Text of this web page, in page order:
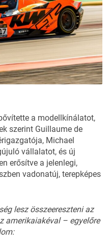
a modellkínálatot,
szerint Guillaume de
Michael
vállalatot, és új
erősítve a jelenlegi,
vadonatúj, terepképes
lesz összeereszteni az
amerikaiakéval – egyelőre